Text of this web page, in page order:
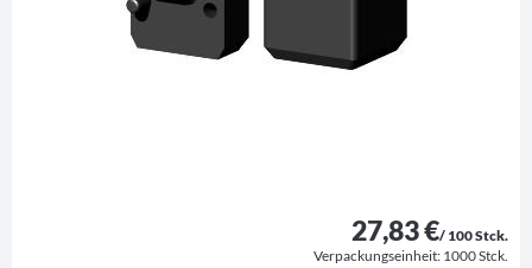
27,83 €/ 100 Stck.
Verpackungseinheit: 1000 Stck.